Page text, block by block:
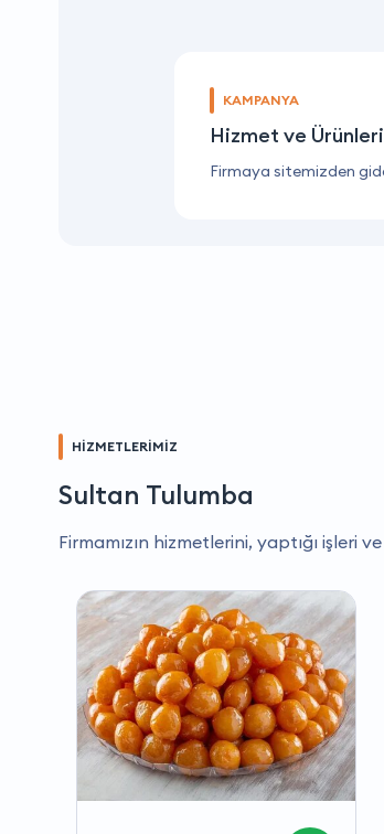
KAMPANYA
Hizmet ve
Firmaya sitemizden
HİZMETLERİMİZ
Sultan Tulumba
Firmamızın hizmetlerini, yaptığı işleri